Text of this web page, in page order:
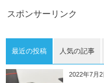
スポンサーリンク
最近の投稿 人気の記事
2022年7月2